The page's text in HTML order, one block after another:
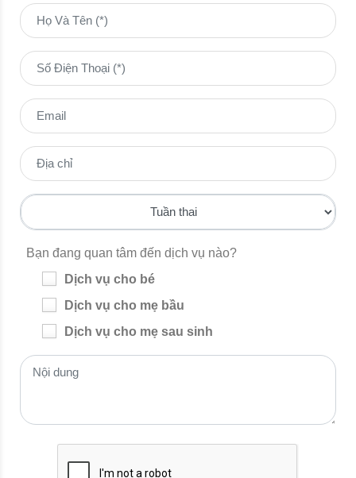
Bạn đang quan tâm đến dịch vụ nào?
Dịch vụ cho bé
Dịch vụ cho mẹ bầu
Dịch vụ cho mẹ sau sinh